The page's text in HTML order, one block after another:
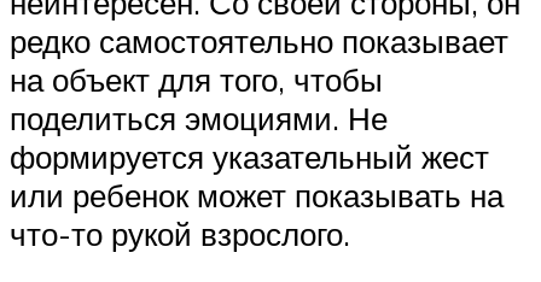
редко самостоятельно показывает
на объект для того, чтобы
поделиться эмоциями. Не
формируется указательный жест
или ребенок может показывать на
что-то рукой взрослого.